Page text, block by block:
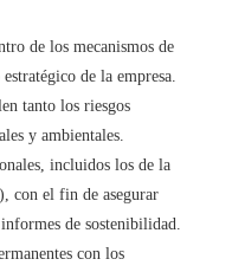
de los mecanismos de
de la empresa.
tanto los riesgos
y ambientales.
incluidos los de la
con el fin de asegurar
de sostenibilidad.
con los